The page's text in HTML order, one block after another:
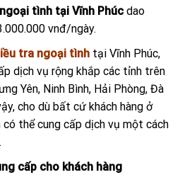
tình tại Vĩnh Phúc dao
vnđ/ngày.
tra ngoại tình tại Vĩnh Phúc,
dịch vụ rộng khắp các tỉnh trên
Yên, Ninh Bình, Hải Phòng, Đà
cho dù bất cứ khách hàng ở
thể cung cấp dịch vụ một cách
cấp cho khách hàng